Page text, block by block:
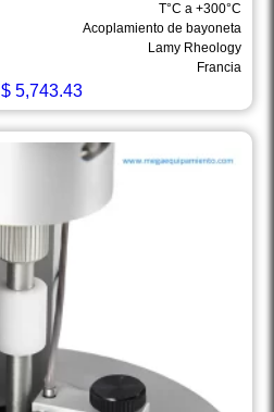
T°C a +300°C
Acoplamiento de bayoneta
Lamy Rheology
Francia
$5,743.43